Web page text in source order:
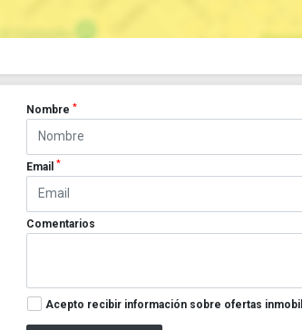
Nombre*
Email*
Comentarios
Acepto recibir información sobre ofertas